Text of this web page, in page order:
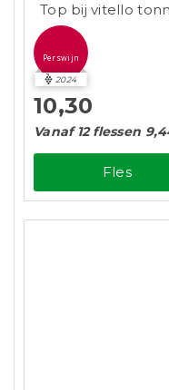
Top bij vitello
Perswijn
2024
10,30
Vanaf 12 flessen
Fles